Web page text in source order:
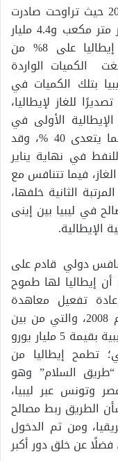
من عام 2010 وحتى 2018 حيث تراوحت صادرت
ليبيا لإيطاليا من الغاز ما بين 9.4 مليار متر مكعب و4.4 مليار
متر مكعب، وفي عام 2019 حصلت إيطاليا على 8% من
الكميات الواردة
ليبيا بتلك الكميات في
للغاز لإيطاليا،
الأولى في
امتلاك عقود النفط والغاز في ليبيا بما يتعدى 40 %، وقد
في نهاية يناير
حقول الغاز، فيما تتنافس مع
الثانية خلفها،
في ليبيا بين إينى
الإيطالية.
دولي قادم على
أن إيطاليا لها طموح
تفعيل معاهدة
الصداقة الليبية الإيطالية الموقّعة عام 2008، والتي من بين
نصوصها استثمارٌ في البنية التحتية الليبية بقيمة 5 مليار يورو
تطمح إيطاليا من
السلام” وهو
وتونس عبر ليبيا،
كم . ومن شأن الطريق ربط مصالح
ومن ثم الدخول
فضلًا عن خلق دور أكبر